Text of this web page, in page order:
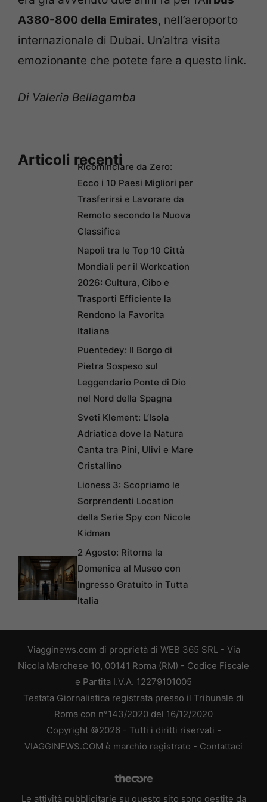
A380-800 della Emirates, nell’aeroporto
internazionale di Dubai. Un’altra visita
emozionante che potete fare a questo link.
Di Valeria Bellagamba
Articoli recentiRicominciare da Zero:
Ecco i 10 Paesi Migliori per
Trasferirsi e Lavorare da
Remoto secondo la Nuova
Classifica
Napoli tra le Top 10 Città
Mondiali per il Workcation
2026: Cultura, Cibo e
Trasporti Efficiente la
Rendono la Favorita
Italiana
Puentedey: Il Borgo di
Pietra Sospeso sul
Leggendario Ponte di Dio
nel Nord della Spagna
Sveti Klement: L’Isola
Adriatica dove la Natura
Canta tra Pini, Ulivi e Mare
Cristallino
Lioness 3: Scopriamo le
Sorprendenti Location
della Serie Spy con Nicole
Kidman
2 Agosto: Ritorna la
Domenica al Museo con
Ingresso Gratuito in Tutta
Italia
Viagginews.com di proprietà di WEB 365 SRL - Via
Nicola Marchese 10, 00141 Roma (RM) - Codice Fiscale
e Partita I.V.A. 12279101005
Testata Giornalistica registrata presso il Tribunale di
Roma con n°143/2020 del 16/12/2020
Copyright ©2026 - Tutti i diritti riservati -
VIAGGINEWS.COM è marchio registrato - Contattaci
Le attività pubblicitarie su questo sito sono gestite da